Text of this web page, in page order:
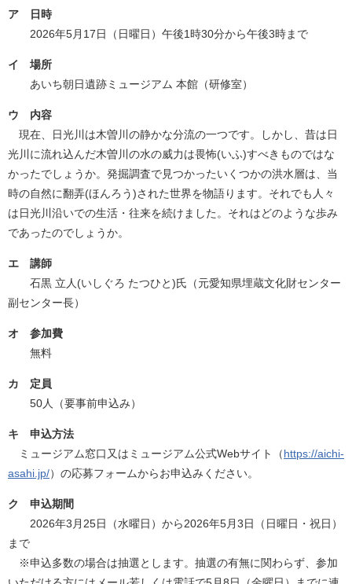
ア 日時
2026年5月17日（日曜日）午後1時30分から午後3時まで
イ 場所
あいち朝日遺跡ミュージアム 本館（研修室）
ウ 内容
​ 現在、日光川は木曽川の静かな分流の一つです。しかし、昔は日
光川に流れ込んだ木曽川の水の威力は畏怖(いふ)すべきものではな
かったでしょうか。発掘調査で見つかったいくつかの洪水層は、当
時の自然に翻弄(ほんろう)された世界を物語ります。それでも人々
は日光川沿いでの生活・往来を続けました。それはどのような歩み
であったのでしょうか。
エ 講師
​ 石黒 立人(いしぐろ たつひと)氏（元愛知県埋蔵文化財センター
副センター長）
オ 参加費
無料
カ 定員
50人（要事前申込み）
キ 申込方法
ミュージアム窓口又はミュージアム公式Webサイト（https://aichi-
asahi.jp/）の応募フォームからお申込みください。
ク 申込期間
2026年3月25日（水曜日）から2026年5月3日（日曜日・祝日）
まで
※申込多数の場合は抽選とします。抽選の有無に関わらず、参加